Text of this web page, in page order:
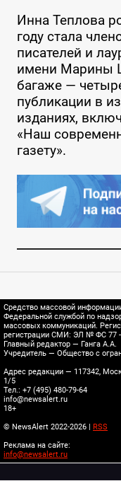
Инна Теплова
году стала
писателей и
имени Марины
багаже —
публикации в
изданиях,
«Наш
газету».
Средство массовой
Федеральной службой по
массовых коммуникаций.
регистрации СМИ: ЭЛ № ФС 77 -
Главный редактор — Ганга А.А.
Учредитель — Общество с
Адрес редакции — 117342,
1/5
Тел.: +7 (495) 480-79-64
info@newsalert.ru
18+
© NewsAlert 2022-2026 | RSS
Реклама на сайте:
info@newsalert.ru